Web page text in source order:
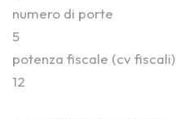
numero di porte
5
potenza fiscale (cv fiscali)
12